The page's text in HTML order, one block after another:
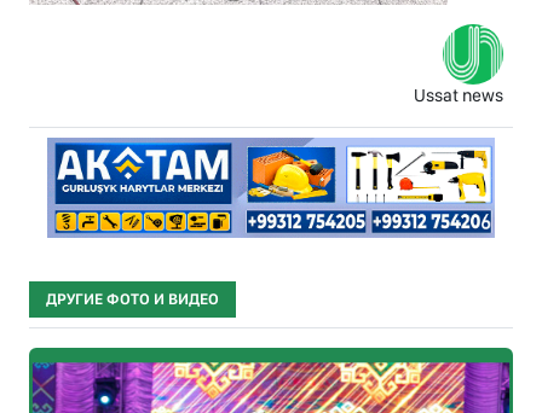
Ussat news
ДРУГИЕ ФОТО И ВИДЕО